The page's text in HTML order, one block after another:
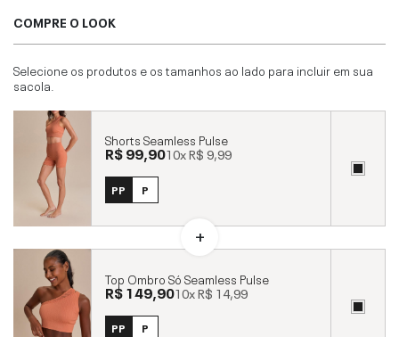
COMPRE O LOOK
Selecione os produtos e os tamanhos ao lado para incluir em sua
sacola.
Shorts Seamless Pulse
R$ 99,9010xR$ 9,99
PP P
Top Ombro Só Seamless Pulse
R$ 149,9010xR$ 14,99
PP P